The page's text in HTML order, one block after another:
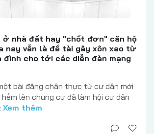
ở nhà đất hay "chốt đơn" căn hộ
nay vẫn là đề tài gây xôn xao từ
đình cho tới các diễn đàn mạng
bài đăng chân thực từ cư dân mới
lên chung cư đã làm hội cư dân
Xem thêm